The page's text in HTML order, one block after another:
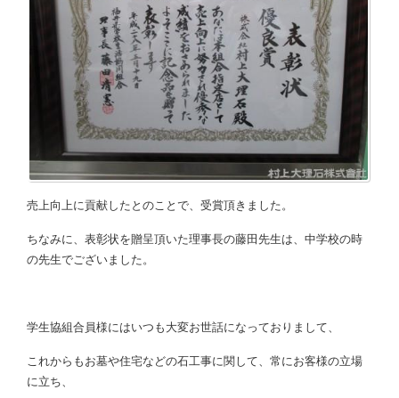
売上向上に貢献したとのことで、受賞頂きました。
ちなみに、表彰状を贈呈頂いた理事長の藤田先生は、中学校の時
の先生でございました。
学生協組合員様にはいつも大変お世話になっておりまして、
これからもお墓や住宅などの石工事に関して、常にお客様の立場
に立ち、